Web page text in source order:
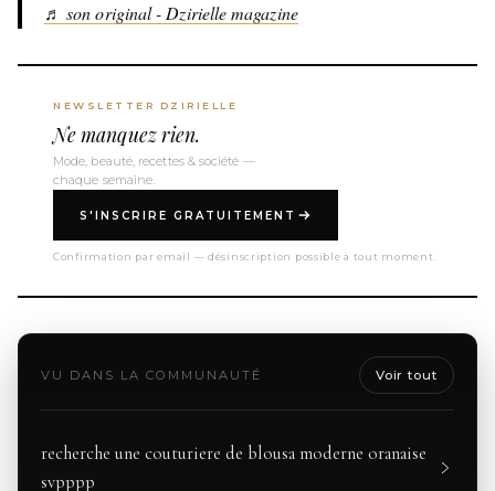
♬ son original - Dzirielle magazine
NEWSLETTER DZIRIELLE
Ne manquez rien.
Mode, beauté, recettes & société —
chaque semaine.
S'INSCRIRE GRATUITEMENT
Confirmation par email — désinscription possible à tout moment.
VU DANS LA COMMUNAUTÉ Voir tout
recherche une couturiere de blousa moderne oranaise
svpppp